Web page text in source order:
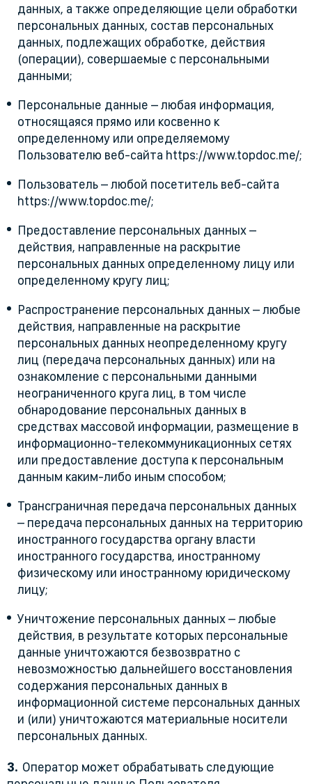
данных, а также определяющие цели обработки
персональных данных, состав персональных
данных, подлежащих обработке, действия
(операции), совершаемые с персональными
данными;
Персональные данные – любая информация,
относящаяся прямо или косвенно к
определенному или определяемому
Пользователю веб-сайта https://www.topdoc.me/;
Пользователь – любой посетитель веб-сайта
https://www.topdoc.me/;
Предоставление персональных данных –
действия, направленные на раскрытие
персональных данных определенному лицу или
определенному кругу лиц;
Распространение персональных данных – любые
действия, направленные на раскрытие
персональных данных неопределенному кругу
лиц (передача персональных данных) или на
ознакомление с персональными данными
неограниченного круга лиц, в том числе
обнародование персональных данных в
средствах массовой информации, размещение в
информационно-телекоммуникационных сетях
или предоставление доступа к персональным
данным каким-либо иным способом;
Трансграничная передача персональных данных
– передача персональных данных на территорию
иностранного государства органу власти
иностранного государства, иностранному
физическому или иностранному юридическому
лицу;
Уничтожение персональных данных – любые
действия, в результате которых персональные
данные уничтожаются безвозвратно с
невозможностью дальнейшего восстановления
содержания персональных данных в
информационной системе персональных данных
и (или) уничтожаются материальные носители
персональных данных.
Оператор может обрабатывать следующие